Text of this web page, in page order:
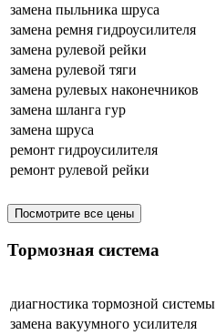
замена пыльника шруса
замена ремня гидроусилителя
замена рулевой рейки
замена рулевой тяги
замена рулевых наконечников
замена шланга гур
замена шруса
ремонт гидроусилителя
ремонт рулевой рейки
Посмотрите все цены
Тормозная система
диагностика тормозной системы
замена вакуумного усилителя